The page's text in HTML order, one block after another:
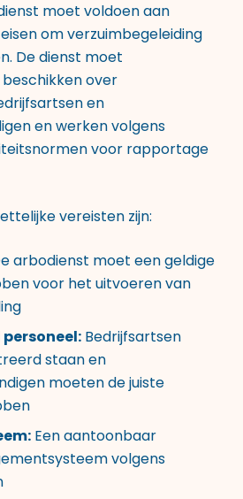
moet voldoen aan
om verzuimbegeleiding
De dienst moet
over
en
en werken volgens
voor rapportage
vereisten zijn:
arbodienst moet een geldige
voor het uitvoeren van
Bedrijfsartsen
staan en
moeten de juiste
Een aantoonbaar
volgens